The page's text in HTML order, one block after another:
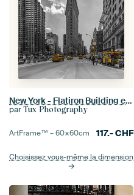
New York - Flatiron Building et Yellow Cabs
par Tux Photography
ArtFrame™ –60×60cm 117.-CHF
Choisissez vous-même la dimension